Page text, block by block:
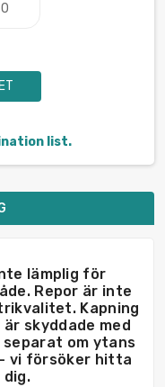
list.
lämplig för
Repor är inte
Kapning
skyddade med
om ytans
vi försöker hitta
dig.